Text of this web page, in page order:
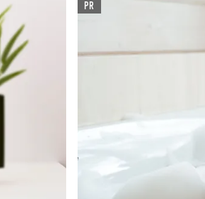
PR